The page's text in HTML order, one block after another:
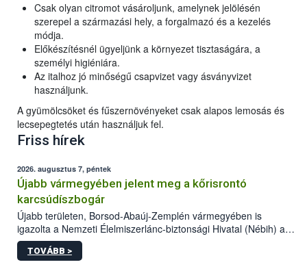
Csak olyan citromot vásároljunk, amelynek jelölésén
szerepel a származási hely, a forgalmazó és a kezelés
módja.
Előkészítésnél ügyeljünk a környezet tisztaságára, a
személyi higiéniára.
Az italhoz jó minőségű csapvizet vagy ásványvizet
használjunk.
A gyümölcsöket és fűszernövényeket csak alapos lemosás és
lecsepegtetés után használjuk fel.
Friss hírek
2026. augusztus 7, péntek
Újabb vármegyében jelent meg a kőrisrontó
karcsúdíszbogár
Újabb területen, Borsod-Abaúj-Zemplén vármegyében is
igazolta a Nemzeti Élelmiszerlánc-biztonsági Hivatal (Nébih) a
kőrisrontó karcsúdíszbogár (Agrilus planipennis) jelenlétét. A
kártevőt nem csak színcsapdában találták meg, de már fertőzött
TOVÁBB >